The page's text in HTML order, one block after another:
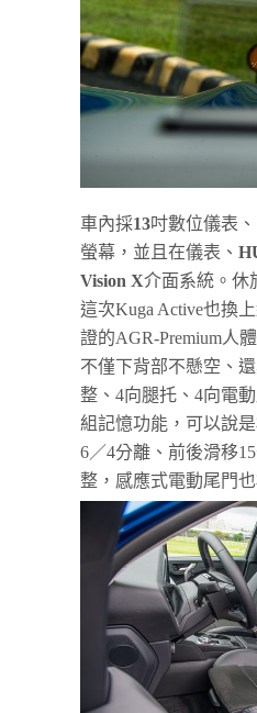
車內採13吋數位儀表、
螢幕，並且在儀表、
Vision X介面系統。休
這次Kuga Active也換
證的AGR-Premium人
不僅下背部不懸空、
整、4向腿托、4向電
組記憶功能，可以說
6／4分離、前後滑移
整，感應式電動尾門